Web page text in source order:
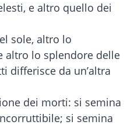
e altro quello dei
sole, altro lo
altro lo splendore delle
differisce da un’altra
dei morti: si semina
si semina